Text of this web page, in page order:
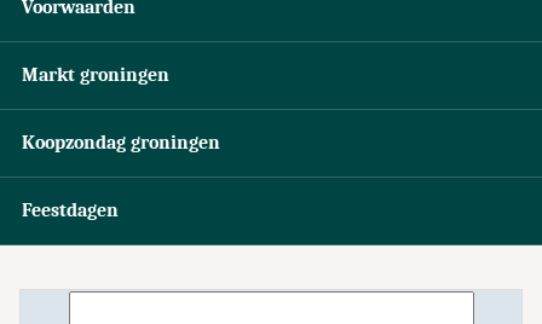
Voorwaarden
Markt groningen
Koopzondag groningen
Feestdagen